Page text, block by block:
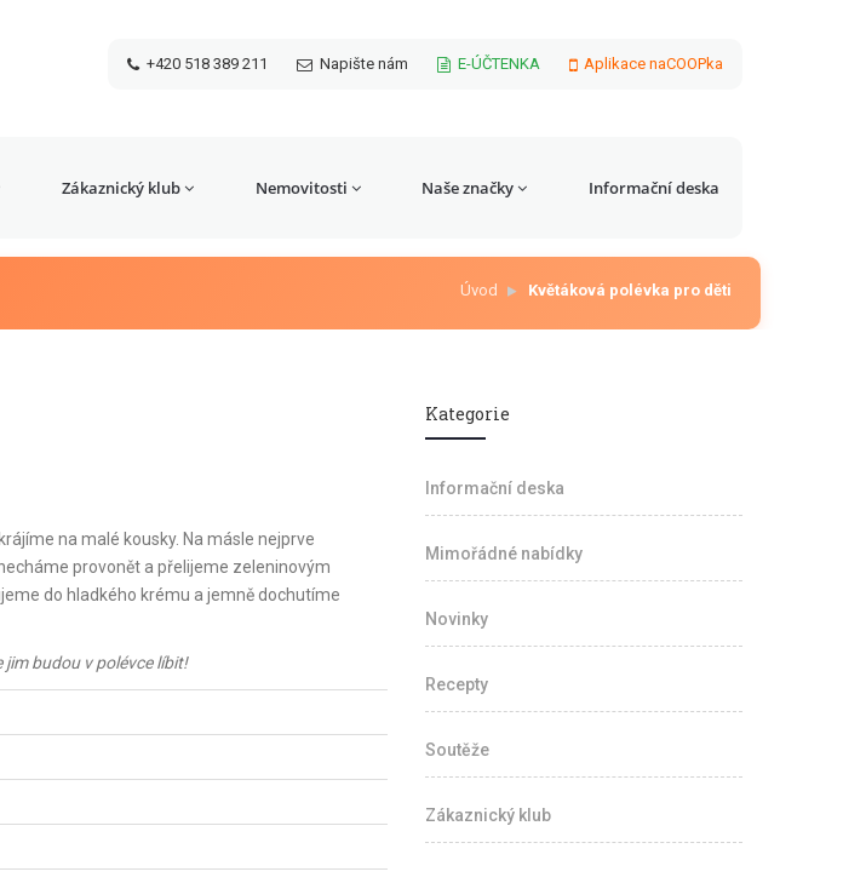
+420 518 389 211 Napište nám E-ÚČTENKA Aplikace naCOOPka
Zákaznický klub Nemovitosti Naše značky Informační deska
Úvod Květáková polévka pro děti
na malé kousky. Na másle nejprve
provonět a přelijeme zeleninovým
do hladkého krému a jemně dochutíme
budou v polévce líbit!
Kategorie
Informační deska
Mimořádné nabídky
Novinky
Recepty
Soutěže
Zákaznický klub